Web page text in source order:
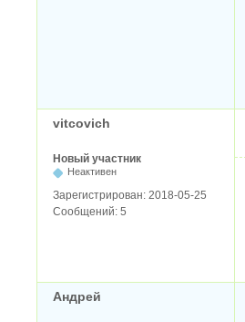
vitcovich
Новый участник
Неактивен
Зарегистрирован: 2018-05-25
Сообщений: 5
Андрей